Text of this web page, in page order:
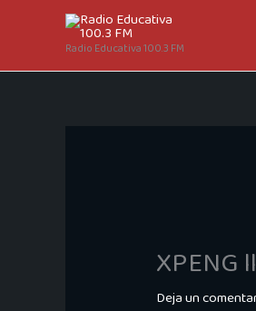
Radio Educativa 100.3 FM
XPENG
Deja un